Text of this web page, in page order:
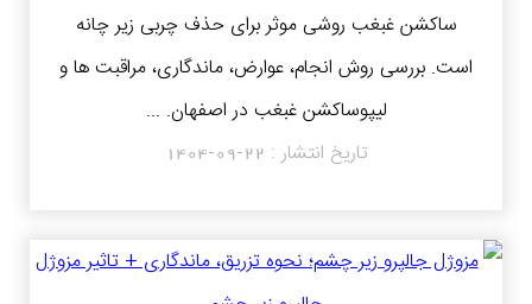
ساکشن غبغب روشی موثر برای حذف چربی زیر چانه
است. بررسی روش انجام، عوارض، ماندگاری، مراقبت ها و
لیپوساکشن غبغب در اصفهان. ...
تاریخ انتشار : 1404-09-22